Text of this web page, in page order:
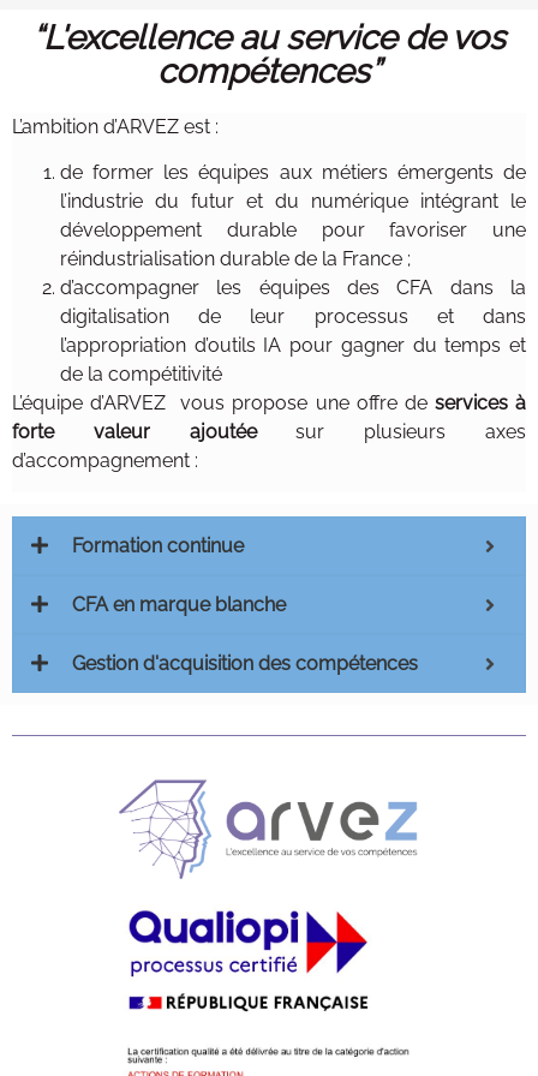
Contacts
“L'excellence au service de vos
compétences”
L’ambition d’ARVEZ est :
de former les équipes aux métiers émergents de
l’industrie du futur et du numérique intégrant le
développement durable pour favoriser une
réindustrialisation durable de la France ;
d’accompagner les équipes des CFA dans la
digitalisation de leur processus et dans
l’appropriation d’outils IA pour gagner du temps et
de la compétitivité
L’équipe d’ARVEZ vous propose une offre de services à
forte valeur ajoutéesur plusieurs axes
d’accompagnement :
Formation continue
CFA en marque blanche
Gestion d'acquisition des compétences